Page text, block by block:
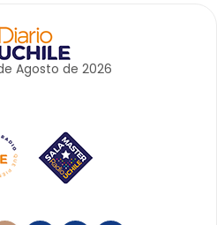
Agosto de 2026